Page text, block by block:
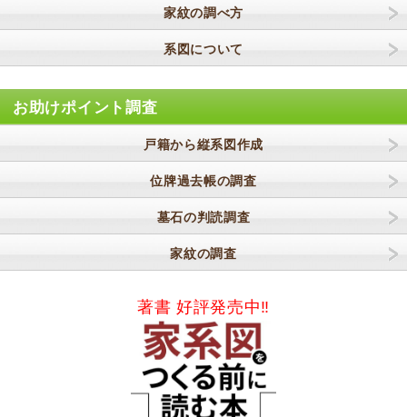
家紋の調べ方
系図について
お助けポイント調査
戸籍から縦系図作成
位牌過去帳の調査
墓石の判読調査
家紋の調査
著書 好評発売中‼